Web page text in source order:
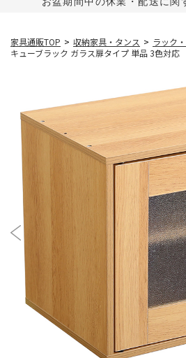
家具通販TOP > 収納家具・タンス > ラック
キューブラック ガラス扉タイプ 単品 3色対応